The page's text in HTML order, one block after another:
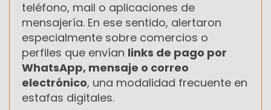
teléfono, mail o aplicaciones de
mensajería. En ese sentido, alertaron
especialmente sobre comercios o
perfiles que envían links de pago por
WhatsApp, mensaje o correo
electrónico, una modalidad frecuente en
estafas digitales.